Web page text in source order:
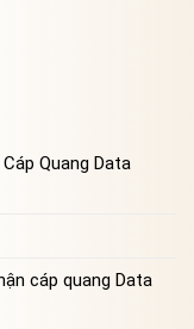
Quang Data
cáp quang Data